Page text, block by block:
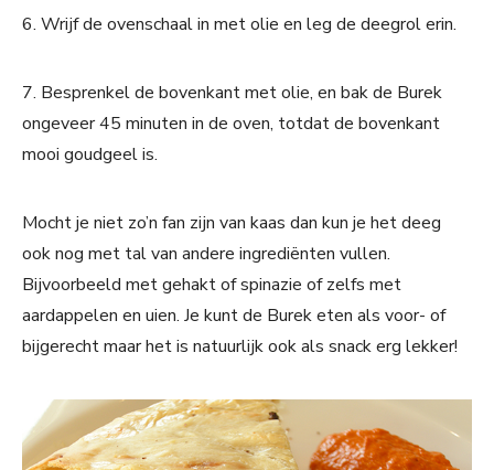
6. Wrijf de ovenschaal in met olie en leg de deegrol erin.
7. Besprenkel de bovenkant met olie, en bak de Burek
ongeveer 45 minuten in de oven, totdat de bovenkant
mooi goudgeel is.
Mocht je niet zo’n fan zijn van kaas dan kun je het deeg
ook nog met tal van andere ingrediënten vullen.
Bijvoorbeeld met gehakt of spinazie of zelfs met
aardappelen en uien. Je kunt de Burek eten als voor- of
bijgerecht maar het is natuurlijk ook als snack erg lekker!